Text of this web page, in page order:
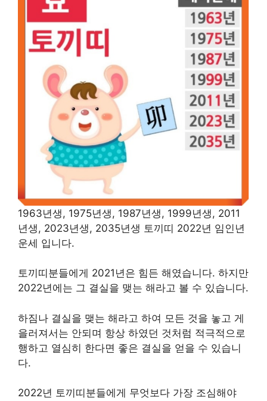
1963년생, 1975년생, 1987년생, 1999년생, 2011
년생, 2023년생, 2035년생 토끼띠 2022년 임인년
운세 입니다.
토끼띠분들에게 2021년은 힘든 해였습니다. 하지만
2022년에는 그 결실을 맺는 해라고 볼 수 있습니다.
하짐나 결실을 맺는 해라고 하여 모든 것을 놓고 게
을러져서는 안되며 항상 하였던 것처럼 적극적으로
행하고 열심히 한다면 좋은 결실을 얻을 수 있습니
다.
2022년 토끼띠분들에게 무엇보다 가장 조심해야